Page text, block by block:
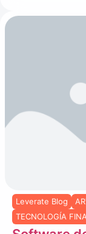
Leverate Blog
TECNOLOGÍA